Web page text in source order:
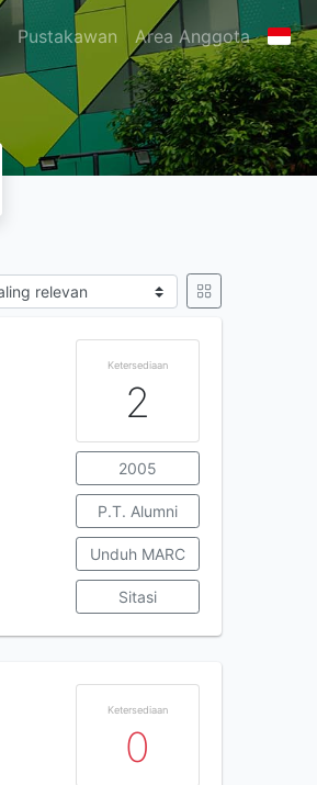
Pustakawan Area Anggota
Ketersediaan
2
2005
P.T. Alumni
Unduh MARC
Sitasi
Ketersediaan
0